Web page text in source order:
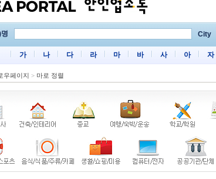
City
가 나 다 라 마 바 사 아 자
우페이지 > 마로 정렬